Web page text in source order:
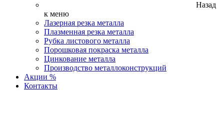
Назад
к меню
Лазерная резка металла
Плазменная резка металла
Рубка листового металла
Порошковая покраска металла
Цинкование металла
Производство металлоконструкций
Акции %
Контакты